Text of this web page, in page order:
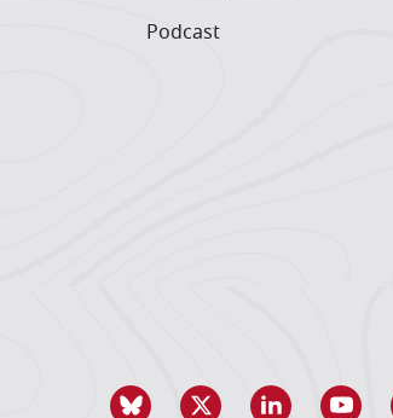
Podcast